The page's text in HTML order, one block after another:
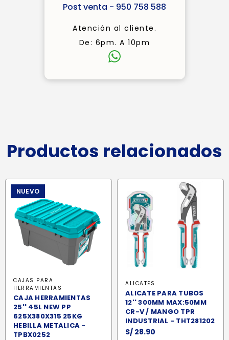
Post venta - 950 758 588
Atención al cliente.
De: 6pm. A 10pm
Productos relacionados
NUEVO
CAJAS PARA
HERRAMIENTAS
CAJA HERRAMIENTAS
25'' 45L NEW PP
625X380X315 25KG
HEBILLA METALICA -
TPBX0252
ALICATES
ALICATE PARA TUBOS
12'' 300MM MAX:50MM
CR-V / MANGO TPR
INDUSTRIAL - THT281202
S/ 28.90